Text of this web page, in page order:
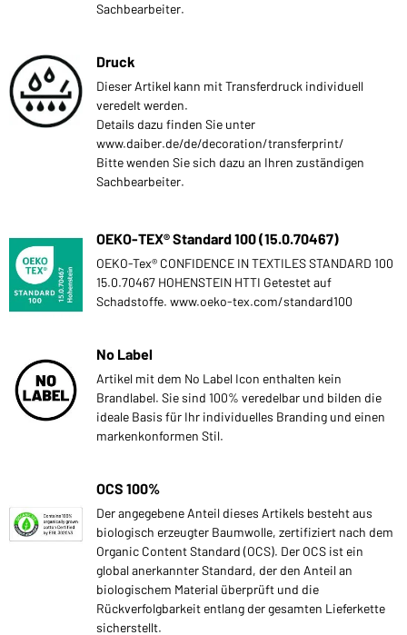
Sachbearbeiter.
Druck
Dieser Artikel kann mit Transferdruck individuell
veredelt werden.
Details dazu finden Sie unter
www.daiber.de/de/decoration/transferprint/
Bitte wenden Sie sich dazu an Ihren zuständigen
Sachbearbeiter.
OEKO-TEX® Standard 100 (15.0.70467)
OEKO-Tex® CONFIDENCE IN TEXTILES STANDARD 100
15.0.70467 HOHENSTEIN HTTI Getestet auf
Schadstoffe. www.oeko-tex.com/standard100
No Label
Artikel mit dem No Label Icon enthalten kein
Brandlabel. Sie sind 100% veredelbar und bilden die
ideale Basis für Ihr individuelles Branding und einen
markenkonformen Stil.
OCS 100%
Der angegebene Anteil dieses Artikels besteht aus
biologisch erzeugter Baumwolle, zertifiziert nach dem
Organic Content Standard (OCS). Der OCS ist ein
global anerkannter Standard, der den Anteil an
biologischem Material überprüft und die
Rückverfolgbarkeit entlang der gesamten Lieferkette
sicherstellt.